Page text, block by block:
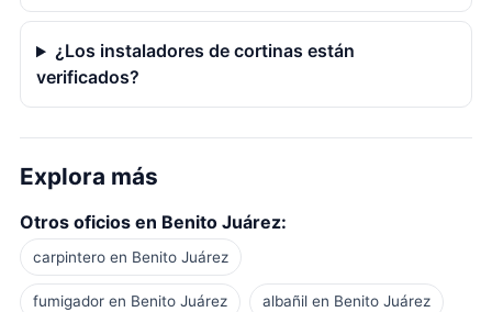
¿Los instaladores de cortinas están
verificados?
Explora más
Otros oficios en Benito Juárez:
carpintero en Benito Juárez
fumigador en Benito Juárez albañil en Benito Juárez